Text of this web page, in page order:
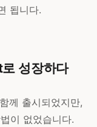
됩니다.
성장하다
께 출시되었지만,
이 없었습니다.